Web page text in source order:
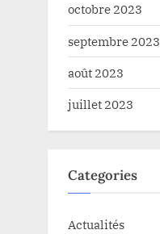
octobre 2023
septembre 2023
août 2023
juillet 2023
Categories
Actualités